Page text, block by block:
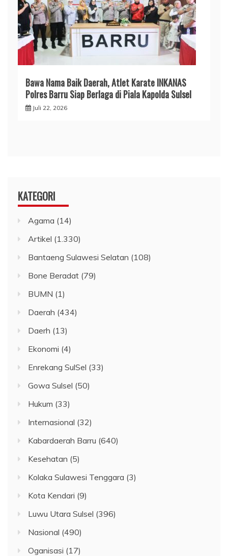
​Bawa Nama Baik Daerah, Atlet Karate INKANAS
Polres Barru Siap Berlaga di Piala Kapolda Sulsel
Juli 22, 2026
KATEGORI
Agama (14)
Artikel (1.330)
Bantaeng Sulawesi Selatan (108)
Bone Beradat (79)
BUMN (1)
Daerah (434)
Daerh (13)
Ekonomi (4)
Enrekang SulSel (33)
Gowa Sulsel (50)
Hukum (33)
Internasional (32)
Kabardaerah Barru (640)
Kesehatan (5)
Kolaka Sulawesi Tenggara (3)
Kota Kendari (9)
Luwu Utara Sulsel (396)
Nasional (490)
Oganisasi (17)